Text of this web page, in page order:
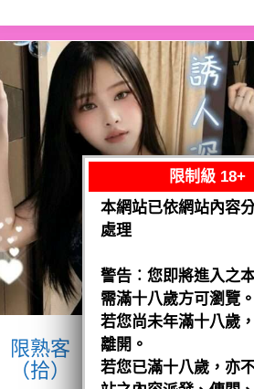
限熟客【麻豆】奶妹
馬
（拾）
限制級 18+
本網站已依網站內容
處理
警告︰您即將進入之
需滿十八歲方可瀏覽。
若您尚未年滿十八歲
離開。
若您已滿十八歲，亦